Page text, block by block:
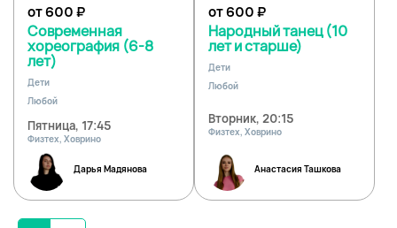
от 600₽
Современная
хореография (6-8
лет)
Дети
Любой
Пятница, 17:45
Физтех, Ховрино
Дарья Мадянова
от 600₽
Народный танец (10
лет и старше)
Дети
Любой
Вторник, 20:15
Физтех, Ховрино
Анастасия Ташкова